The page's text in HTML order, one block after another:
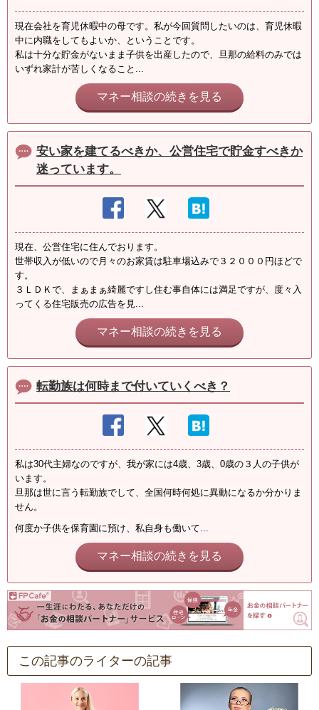
現在会社を育児休暇中の母です。私が今回質問したいのは、育児休暇
中に内職をしてもよいか、ということです。
私は十分な貯金がないまま子供を出産したので、旦那の給料のみでは
いずれ家計が苦しくなること...
マネー相談の続きを見る
安い家を建てるべきか、公営住宅で貯金すべきか
迷っています。
現在、公営住宅に住んでおります。
世帯収入が低いので月々のお家賃は駐車場込みで３２０００円ほどで
す。
３ＬＤＫで、まぁまぁ綺麗ですし住む事自体には満足ですが、度々入
ってくる住宅販売の広告を見...
マネー相談の続きを見る
転勤族は何時まで付いていくべき？
私は30代主婦なのですが、我が家には4歳、3歳、0歳の３人の子供が
います。
旦那は世に言う転勤族でして、全国何時何処に異動になるか分かりま
せん。
何度か子供を保育園に預け、私自身も働いて...
マネー相談の続きを見る
この記事のライターの記事